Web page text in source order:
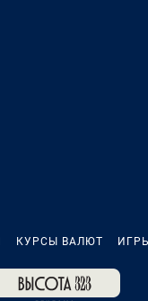
КУРСЫ ВАЛЮТ ИГРЫ